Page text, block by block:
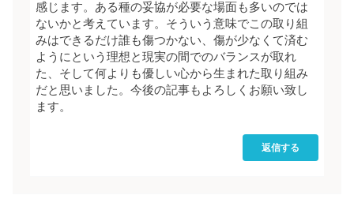
感じます。ある種の妥協が必要な場面も多いのでは
ないかと考えています。そういう意味でこの取り組
みはできるだけ誰も傷つかない、傷が少なくて済む
ようにという理想と現実の間でのバランスが取れ
た、そして何よりも優しい心から生まれた取り組み
だと思いました。今後の記事もよろしくお願い致し
ます。
返信する